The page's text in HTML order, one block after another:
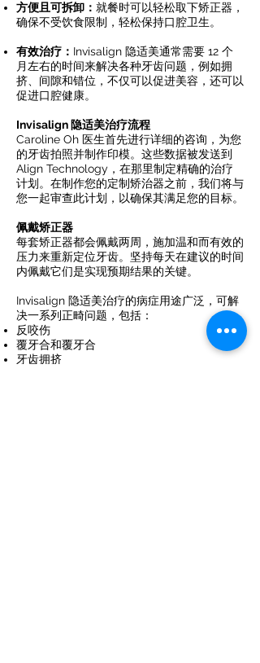
方便且可拆卸： 就餐时可以轻松取下矫正器，
确保不受饮食限制，轻松保持口腔卫生。
有效治疗： Invisalign 隐适美通常需要 12 个
月左右的时间来解决各种牙齿问题，例如拥
挤、间隙和错位，不仅可以促进美容，还可以
促进口腔健康。
Invisalign 隐适美治疗流程
Caroline Oh 医生首先进行详细的咨询，为您
的牙齿拍照并制作印模。这些数据被发送到
Align Technology，在那里制定精确的治疗
计划。在制作您的定制矫治器之前，我们将与
您一起审查此计划，以确保其满足您的目标。
佩戴矫正器
每套矫正器都会佩戴两周，施加温和而有效的
压力来重新定位牙齿。坚持每天在建议的时间
内佩戴它们是实现预期结果的关键。
Invisalign 隐适美治疗的病症用途广泛，可解
决一系列正畸问题，包括：
反咬伤
覆牙合和覆牙合
牙齿拥挤